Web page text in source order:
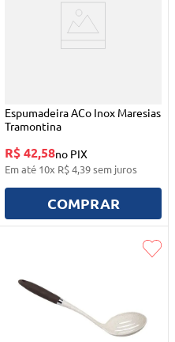
Espumadeira ACo Inox Maresias
Tramontina
R$ 42,58no PIX
Em até 10x R$4,39sem juros
COMPRAR